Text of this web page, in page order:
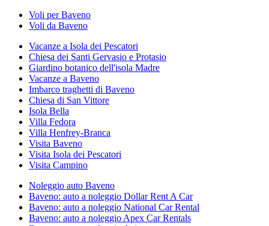
Voli per Baveno
Voli da Baveno
Vacanze a Isola dei Pescatori
Chiesa dei Santi Gervasio e Protasio
Giardino botanico dell'isola Madre
Vacanze a Baveno
Imbarco traghetti di Baveno
Chiesa di San Vittore
Isola Bella
Villa Fedora
Villa Henfrey-Branca
Visita Baveno
Visita Isola dei Pescatori
Visita Campino
Noleggio auto Baveno
Baveno: auto a noleggio Dollar Rent A Car
Baveno: auto a noleggio National Car Rental
Baveno: auto a noleggio Apex Car Rentals